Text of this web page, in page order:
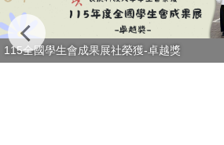
115全國學生會成果展社榮獲-卓越獎